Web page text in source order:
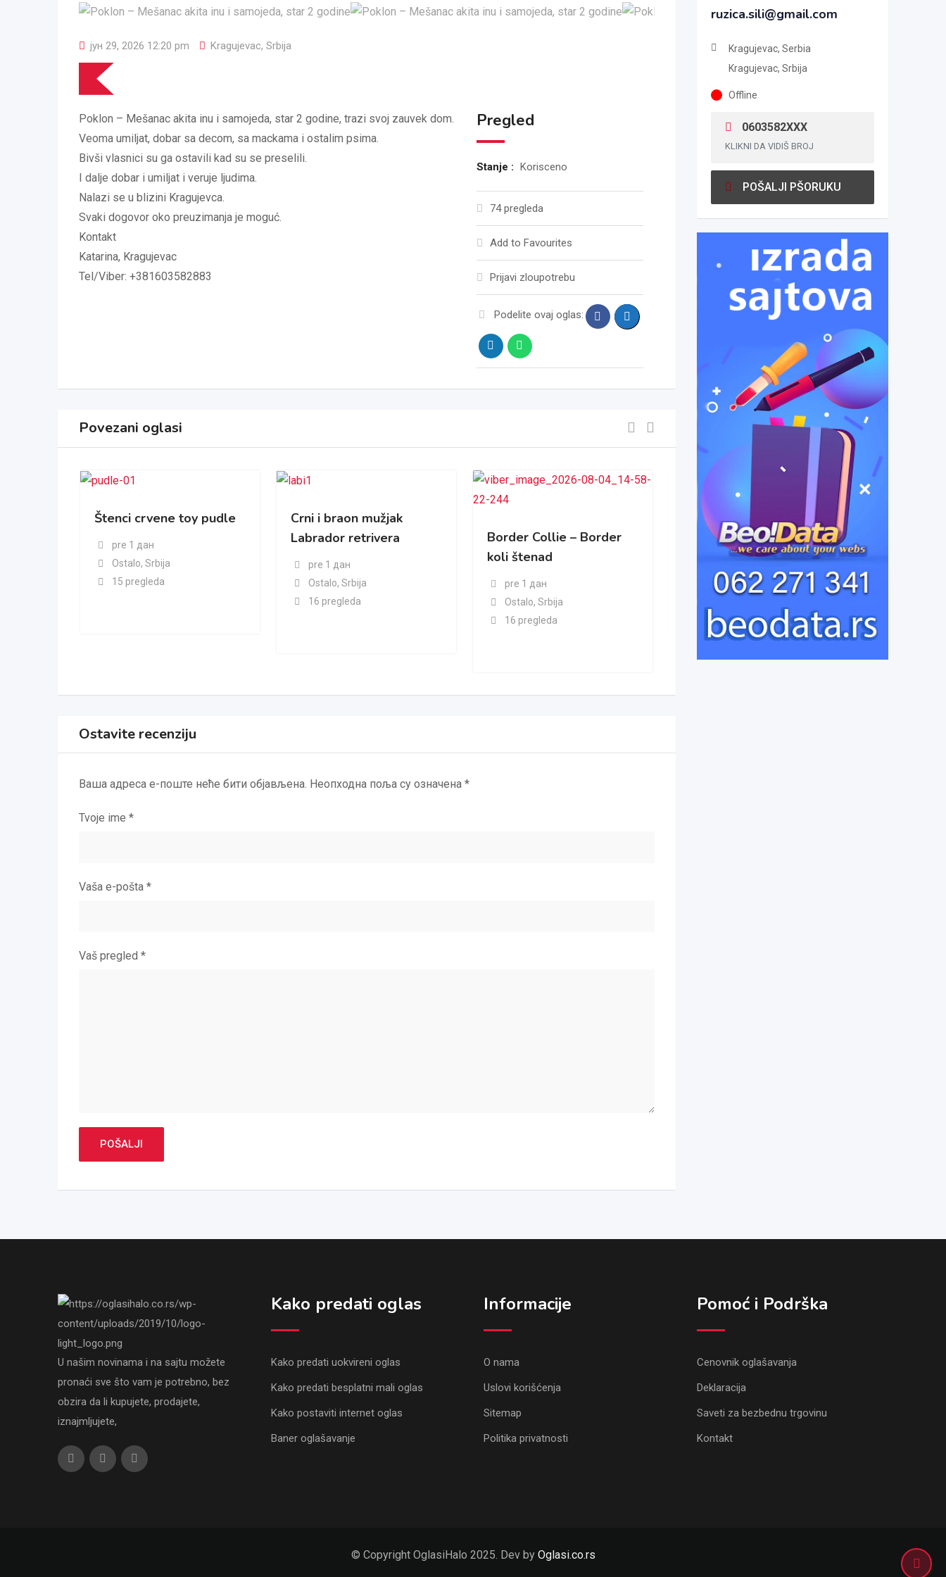
јун 29, 2026 12:20 pm Kragujevac, Srbija
Poklon – Mešanac akita inu i samojeda, star 2 godine, trazi svoj zauvek dom.
Veoma umiljat, dobar sa decom, sa mackama i ostalim psima.
Bivši vlasnici su ga ostavili kad su se preselili.
I dalje dobar i umiljat i veruje ljudima.
Nalazi se u blizini Kragujevca.
Svaki dogovor oko preuzimanja je moguć.
Kontakt
Katarina, Kragujevac
Tel/Viber: +381603582883
Pregled
Stanje : Korisceno
74 pregleda
Add to Favourites
Prijavi zloupotrebu
Podelite ovaj oglas:
Povezani oglasi
Štenci crvene toy pudle
pre 1 дан
Ostalo, Srbija
15 pregleda
Crni i braon mužjak
Labrador retrivera
pre 1 дан
Ostalo, Srbija
16 pregleda
Border Collie – Border
koli štenad
pre 1 дан
Ostalo, Srbija
16 pregleda
Laizhou Hong
pre 5 дана
Srbija
10 pregleda
Ostavite recenziju
Ваша адреса е-поште неће бити објављена. Неопходна поља су означена *
Tvoje ime *
Vaša e-pošta *
Vaš pregled *
ruzica.sili@gmail.com
Kragujevac, Serbia
Kragujevac, Srbija
Offline
0603582XXX
KLIKNI DA VIDIŠ BROJ
POŠALJI PŠORUKU
U našim novinama i na sajtu možete
pronaći sve što vam je potrebno, bez
obzira da li kupujete, prodajete,
iznajmljujete,
Kako predati oglas
Kako predati uokvireni oglas
Kako predati besplatni mali oglas
Kako postaviti internet oglas
Baner oglašavanje
Informacije
O nama
Uslovi korišćenja
Sitemap
Politika privatnosti
Pomoć i Podrška
Cenovnik oglašavanja
Deklaracija
Saveti za bezbednu trgovinu
Kontakt
© Copyright OglasiHalo 2025. Dev by Oglasi.co.rs